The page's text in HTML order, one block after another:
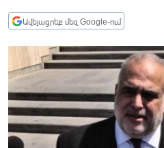
ՂԱՐԱԲԱՂ
ՏԱՐԱԾԱՇՐՋԱՆ
ՄԻՋԱԶԳԱՅԻՆ
ՄՇԱԿՈՒՅԹ
ՍՊՈՐՏ
Ավելացրեք մեզ Google-ում